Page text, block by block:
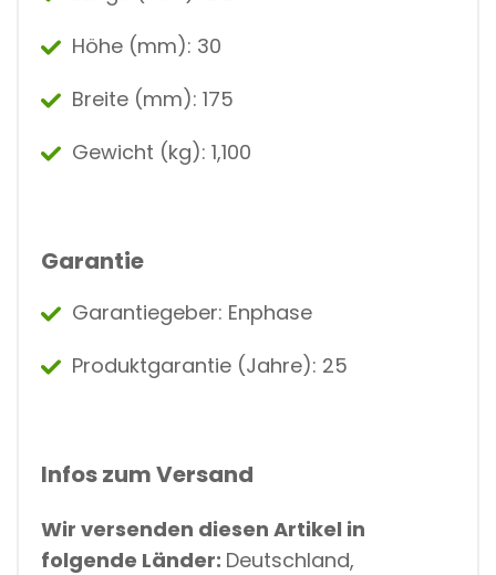
Höhe (mm): 30
Breite (mm): 175
Gewicht (kg): 1,100
Garantie
Garantiegeber: Enphase
Produktgarantie (Jahre): 25
Infos zum Versand
Wir versenden diesen Artikel in
folgende Länder: Deutschland,